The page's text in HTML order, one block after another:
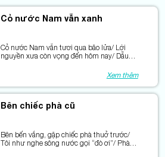
Cỏ nước Nam vẫn xanh
Cỏ nước Nam vẫn tươi qua bão lửa/ Lời
nguyền xưa còn vọng đến hôm nay/ Dẫu
Xem thêm
Bên chiếc phà cũ
Bên bến vắng, gặp chiếc phà thuở trước/
Tôi như nghe sông nước gọi “đò ơi”/ Phà